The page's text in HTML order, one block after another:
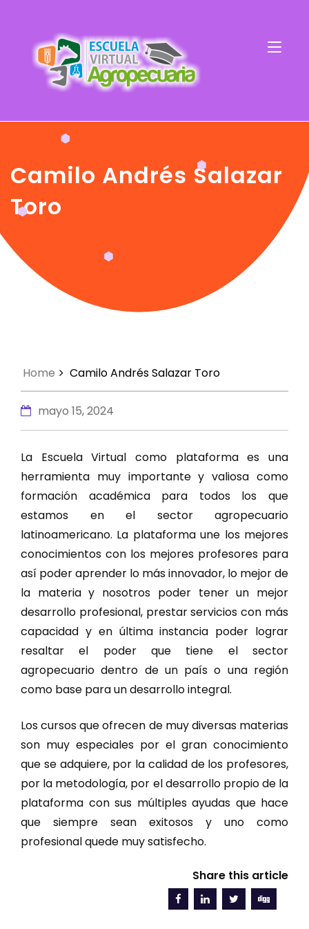
Camilo Andrés Salazar
Toro
Home Camilo Andrés Salazar Toro
mayo 15, 2024
La Escuela Virtual como plataforma es una
herramienta muy importante y valiosa como
formación académica para todos los que
estamos en el sector agropecuario
latinoamericano. La plataforma une los mejores
conocimientos con los mejores profesores para
así poder aprender lo más innovador, lo mejor de
la materia y nosotros poder tener un mejor
desarrollo profesional, prestar servicios con más
capacidad y en última instancia poder lograr
resaltar el poder que tiene el sector
agropecuario dentro de un país o una región
como base para un desarrollo integral.
Los cursos que ofrecen de muy diversas materias
son muy especiales por el gran conocimiento
que se adquiere, por la calidad de los profesores,
por la metodología, por el desarrollo propio de la
plataforma con sus múltiples ayudas que hace
que siempre sean exitosos y uno como
profesional quede muy satisfecho.
Share this article